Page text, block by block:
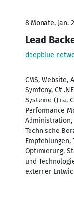
8 Monate, Jan.
Lead
deepblue
CMS, Website,
Symfony, C#
Systeme (Jira,
Performance
Administration,
Technische
Empfehlungen,
Optimierung,
und
externer